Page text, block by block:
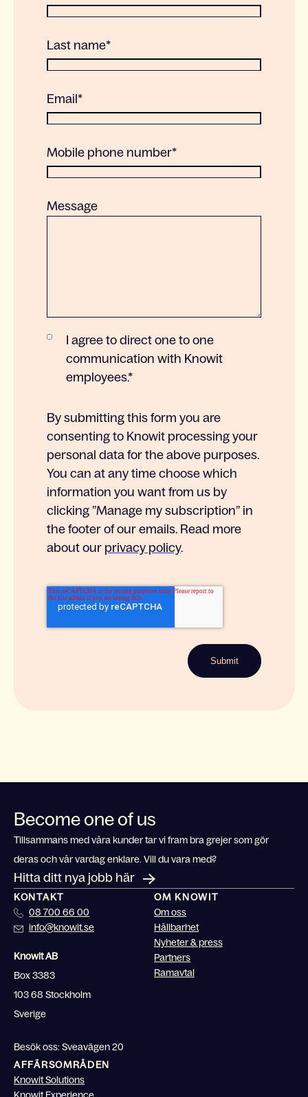
Last name*
Email *
Mobile phone number*
Message
I agree to direct one to one
communication with Knowit
employees.*
By submitting this form you are
consenting to Knowit processing your
personal data for the above purposes.
You can at any time choose which
information you want from us by
clicking ”Manage my subscription” in
the footer of our emails. Read more
about our privacy policy.
Become one of us
Tillsammans med våra kunder tar vi fram bra grejer som gör
deras och vår vardag enklare. Vill du vara med?
Hitta ditt nya jobb här
KONTAKT
08 700 66 00
info@knowit.se
Knowit AB
Box 3383
103 68 Stockholm
Sverige
Besök oss: Sveavägen 20
OM KNOWIT
Om oss
Hållbarhet
Nyheter & press
Partners
Ramavtal
AFFÄRSOMRÅDEN
Knowit Solutions